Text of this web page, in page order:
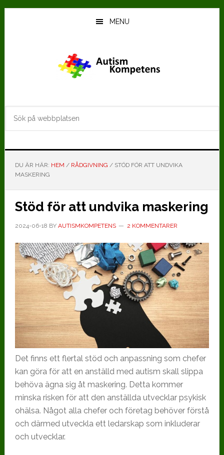
Hoppa
Hoppa
MENU
DU ÄR HÄR: HEM / RÅDGIVNING /STÖD FÖR ATT UNDVIKA
MASKERING
Stöd för att undvika maskering
2024-06-18 BY AUTISMKOMPETENS 2 KOMMENTARER
Det finns ett flertal stöd och anpassning som chefer
kan göra för att en anställd med autism skall slippa
behöva ägna sig åt maskering. Detta kommer
minska risken för att den anställda utvecklar psykisk
ohälsa. Något alla chefer och företag behöver förstå
och därmed utveckla ett ledarskap som inkluderar
och utvecklar.